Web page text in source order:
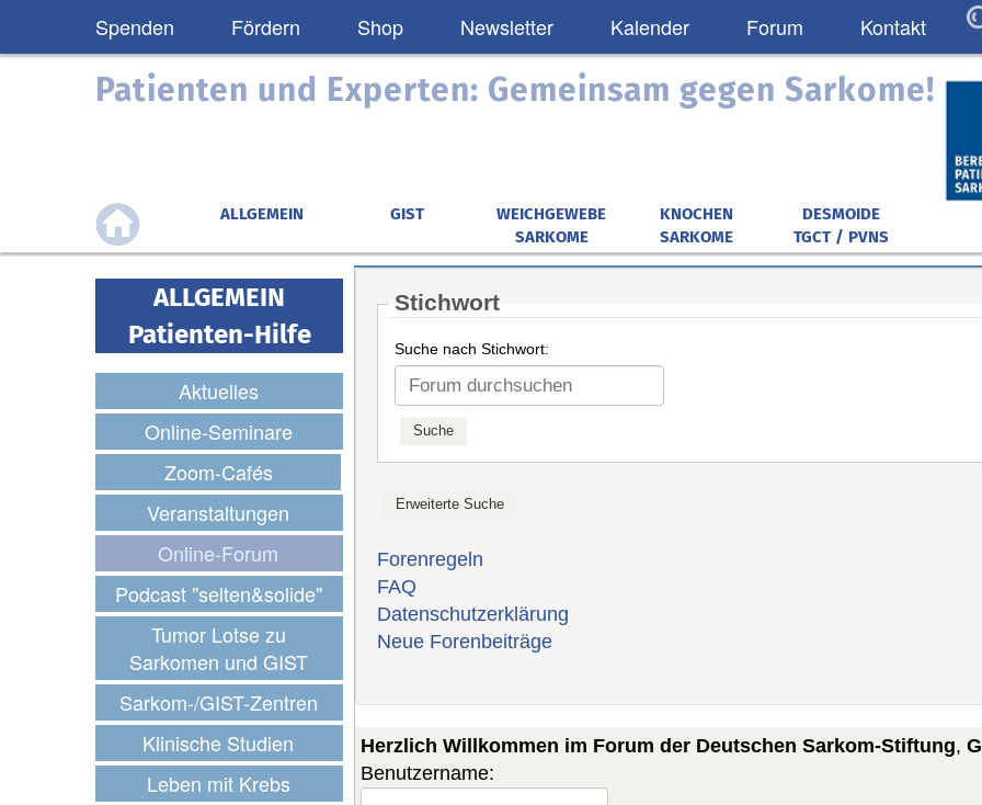
Spenden Fördern Shop Newsletter Kalender Forum Kontakt
Patienten und Experten: Gemeinsam gegen Sarkome!
ALLGEMEIN GIST
WEICHGEWEBE
SARKOME
KNOCHEN
SARKOME
DESMOIDE
TGCT / PVNS
ALLGEMEIN
Patienten-Hilfe
Aktuelles
Online-Seminare
Zoom-Cafés
Veranstaltungen
Online-Forum
Podcast "selten&solide"
Tumor Lotse zu
Sarkomen und GIST
Sarkom-/GIST-Zentren
Klinische Studien
Leben mit Krebs
Stichwort
Suche nach Stichwort:
Forenregeln
FAQ
Datenschutzerklärung
Neue Forenbeiträge
Herzlich Willkommen im Forum der Deutschen Sarkom-Stiftung,
Benutzername: